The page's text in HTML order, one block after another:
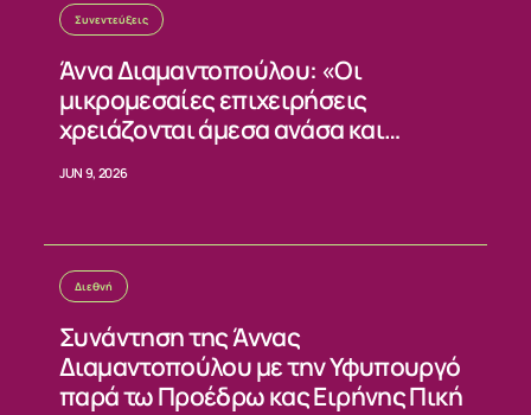
ΣΧΕΤΙΚΑ
ΝΕΑ
Συνεντεύξεις
Άννα Διαμαντοπούλου: «Οι
μικρομεσαίες επιχειρήσεις
χρειάζονται άμεσα ανάσα και
JUN 9, 2026
Διεθνή
Συνάντηση της Άννας
Διαμαντοπούλου με την Υφυπουργό
παρά τω Προέδρω κας Ειρήνης Πική